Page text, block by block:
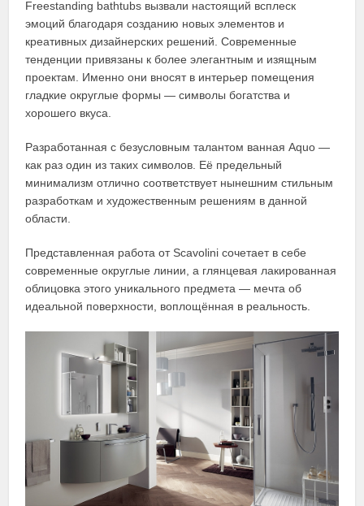
Freestanding bathtubs вызвали настоящий всплеск
эмоций благодаря созданию новых элементов и
креативных дизайнерских решений. Современные
тенденции привязаны к более элегантным и изящным
проектам. Именно они вносят в интерьер помещения
гладкие округлые формы — символы богатства и
хорошего вкуса.
Разработанная с безусловным талантом ванная Aquo —
как раз один из таких символов. Её предельный
минимализм отлично соответствует нынешним стильным
разработкам и художественным решениям в данной
области.
Представленная работа от Scavolini сочетает в себе
современные округлые линии, а глянцевая лакированная
облицовка этого уникального предмета — мечта об
идеальной поверхности, воплощённая в реальность.